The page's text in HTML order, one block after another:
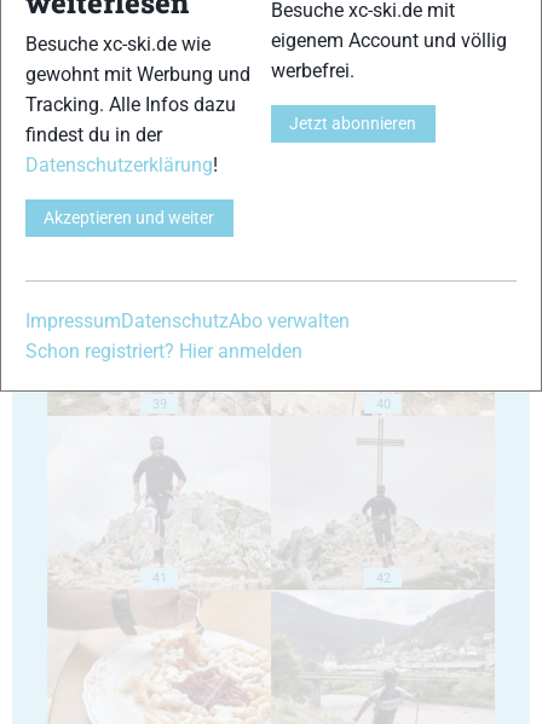
35
39 40
41 42
Besuche xc-ski.de wie
gewohnt mit Werbung und
Tracking. Alle Infos dazu
findest du in der
Datenschutzerklärung!
Akzeptieren und weiter
Besuche xc-ski.de mit
eigenem Account und völlig
werbefrei.
Jetzt abonnieren
ImpressumDatenschutzAbo verwalten
Schon registriert? Hier anmelden